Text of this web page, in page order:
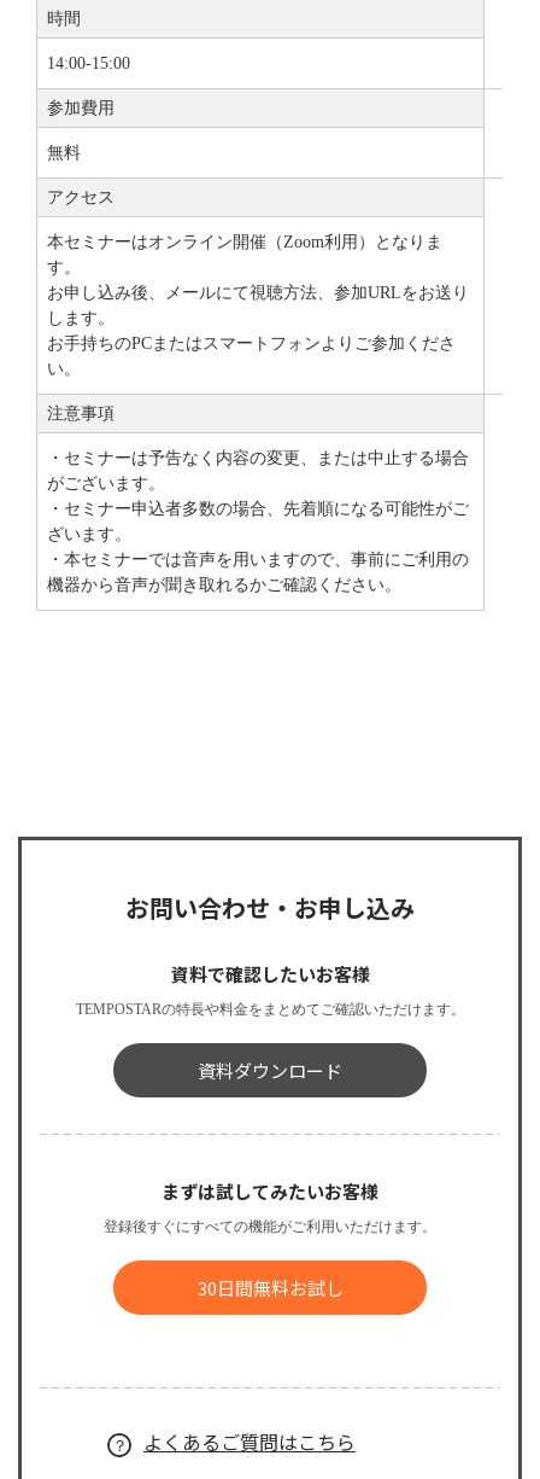
時間
14:00-15:00
参加費用
無料
アクセス
本セミナーはオンライン開催（Zoom利用）となりま
す。
お申し込み後、メールにて視聴方法、参加URLをお送り
します。
お手持ちのPCまたはスマートフォンよりご参加くださ
い。
注意事項
・セミナーは予告なく内容の変更、または中止する場合
がございます。
・セミナー申込者多数の場合、先着順になる可能性がご
ざいます。
・本セミナーでは音声を用いますので、事前にご利用の
機器から音声が聞き取れるかご確認ください。
お問い合わせ・お申し込み
資料で確認したいお客様
TEMPOSTARの特長や料金をまとめてご確認いただけます。
資料ダウンロード
まずは試してみたいお客様
登録後すぐにすべての機能がご利用いただけます。
30日間無料お試し
よくあるご質問はこちら